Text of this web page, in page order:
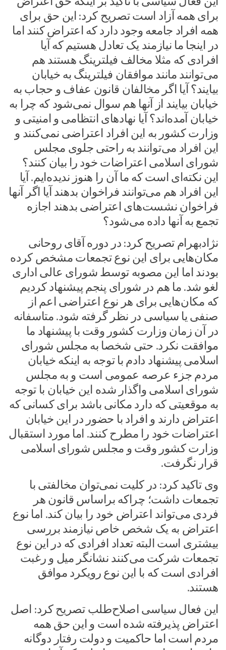
برای همه آزاد است تصریح کرد: این حق برای
همه افراد جامعه وجود دارد که اعتراض کنند اما
در اینجا ما نیازمند یک تعادل هستیم که آیا
افرادی که مثلا مخالف فیلترینگ هستند هم
می‌توانند مانند موافقان فیلترینگ به خیابان
بیایند؟ آیا اگر مخالفان قانون عفاف و حجاب به
خیابان بیایند از آنها هم سوال نمی‌شود که چرا به
خیابان آمده‌اند؟ آیا نهادهای انتظامی و امنیتی و
وزارت کشور به این افراد اعتراضی نمی‌کنند و
این افراد می‌توانند به راحتی جلوی مجلس
شورای اسلامی اعتراضات خود را بیان کنند؟
این نکته‌ای است که ما آن را هنوز ندیده‌ایم. آیا
این افراد هم می‌توانند فراخوان بدهند آیا اگر آنها
فراخوان نشست‌های اعتراضی بدهند اجازه
تجمع به آنها داده می‌شود؟
نژادبهرام تصریح کرد: در دوره آقای روحانی
مکان‌هایی برای این نوع تجمعات مشخص کرده
بودند اما این مصوبه توسط شورای عالی اداری
لغو شد. ما هم در شورای پنجم پیشنهاد کردیم
که مکان‌هایی برای هر نوع اعتراضی اعم از
صنفی یا سیاسی در نظر گرفته شود. متاسفانه
در آن زمان وزارت کشور وقت با پیشنهاد ما
موافقت نکرد. حتی شخصا به مجلس شورای
اسلامی پیشنهاد دادم با توجه به اینکه خیابان
مردم جزء عرصه عمومی است و به مجلس
شورای اسلامی واگذار شده این خیابان با توجه
به موقعیتی که دارد مکانی باشد برای کسانی که
اعتراض دارند و افراد با حضور در این خیابان
اعتراضات خود را مطرح کنند. اما مورد استقبال
وزارت کشور وقت و مجلس شورای اسلامی
قرار نگرفت.
وی تاکید کرد: در کلیت نمی‌توان مخالفتی با
تجمعات داشت؛ چراکه براساس قانون هر
فردی می‌تواند اعتراض خود را بیان کند. اما نوع
اعتراض به یک شخص خاص نیازمند بررسی
بیشتری است البته تعداد افرادی که در این نوع
تجمعات شرکت می‌کنند نشانگر میل و رغبت
افرادی است که با این نوع رویکرد موافق
هستند.
این فعال سیاسی اصلاح‌طلب تصریح کرد: اصل
اعتراض پذیرفته شده است و این حق همه
مردم است اما حاکمیت و دولت رفتار دوگانه